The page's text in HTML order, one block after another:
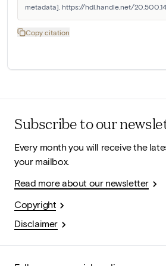
metadata]. https://hdl.handle.net/
Copy citation
Subscribe to our
Every month you will receive the
your mailbox.
Read more about our newsletter
Copyright
Disclaimer